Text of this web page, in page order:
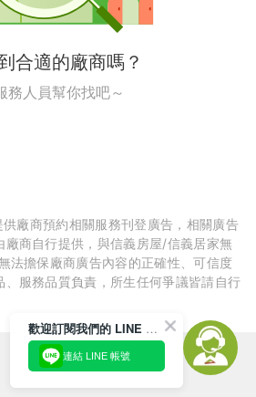
合適的廠商嗎？
務人員幫你找吧～
廠商預約相關服務刊登廣告，相關廣告
廠商自行提供，與信義房屋/信義居家無
法擔保廠商廣告內容的正確性、可信度
、服務品質負責，所生任何爭議皆請自行
歡迎訂閱我們的 LINE 官方帳號
連結 LINE 帳號